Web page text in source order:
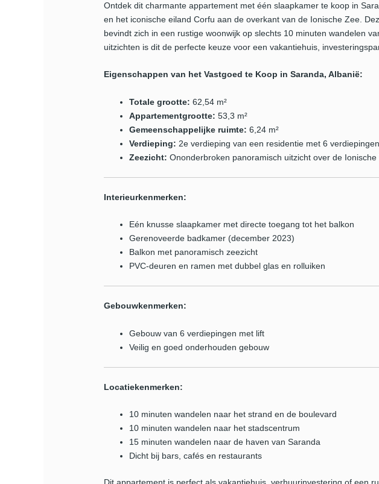
Ontdek dit charmante appartement met één slaapkamer te koop in
en het iconische eiland Corfu aan de overkant van de Ionische Zee.
bevindt zich in een rustige woonwijk op slechts 10 minuten wandelen
uitzichten is dit de perfecte keuze voor een vakantiehuis,
Eigenschappen van het Vastgoed te Koop in Saranda, Albanië:
Totale grootte: 62,54 m²
Appartementgrootte: 53,3 m²
Gemeenschappelijke ruimte: 6,24 m²
Verdieping: 2e verdieping van een residentie met 6 verdiepingen
Zeezicht: Ononderbroken panoramisch uitzicht over de Ionische
Interieurkenmerken:
Eén knusse slaapkamer met directe toegang tot het balkon
Gerenoveerde badkamer (december 2023)
Balkon met panoramisch zeezicht
PVC-deuren en ramen met dubbel glas en rolluiken
Gebouwkenmerken:
Gebouw van 6 verdiepingen met lift
Veilig en goed onderhouden gebouw
Locatiekenmerken:
10 minuten wandelen naar het strand en de boulevard
10 minuten wandelen naar het stadscentrum
15 minuten wandelen naar de haven van Saranda
Dicht bij bars, cafés en restaurants